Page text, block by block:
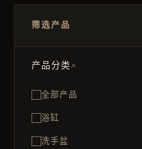
筛选产品
产品分类
全部产品
浴缸
洗手盆